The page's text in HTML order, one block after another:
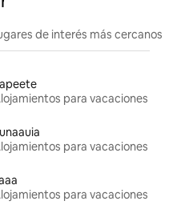
de interés más cercanos
para vacaciones
para vacaciones
para vacaciones